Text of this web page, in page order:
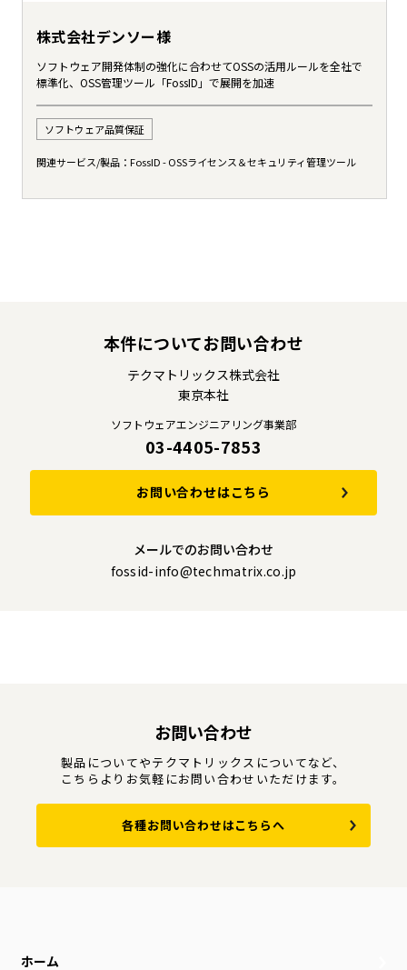
株式会社デンソー様
ソフトウェア開発体制の強化に合わせてOSSの活用ルールを全社で
標準化、OSS管理ツール「FossID」で展開を加速
ソフトウェア品質保証
関連サービス/製品： FossID - OSSライセンス＆セキュリティ管理ツール
本件についてお問い合わせ
テクマトリックス株式会社
東京本社
ソフトウェアエンジニアリング事業部
03-4405-7853
お問い合わせはこちら
メールでのお問い合わせ
fossid-info@techmatrix.co.jp
お問い合わせ
製品についてやテクマトリックスについてなど、
こちらよりお気軽にお問い合わせいただけます。
各種お問い合わせはこちらへ
ホーム